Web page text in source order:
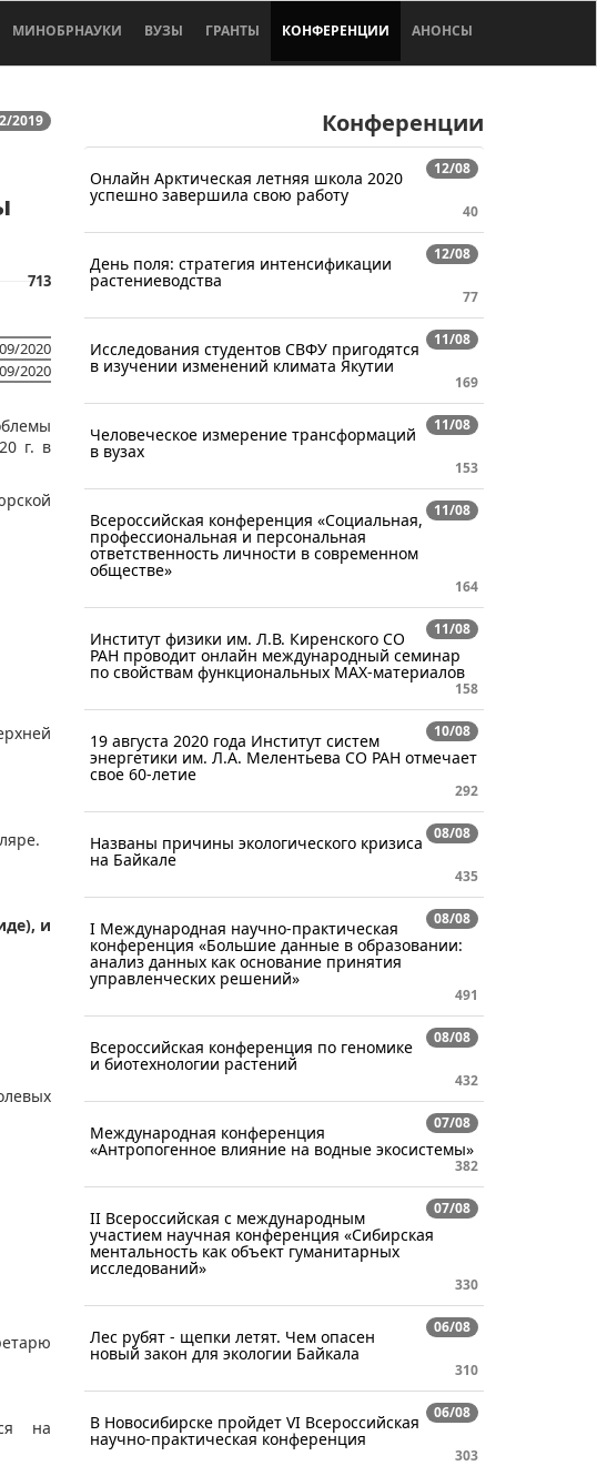
МИНОБРНАУКИ ВУЗЫ ГРАНТЫ КОНФЕРЕНЦИИ АНОНСЫ
2019
713
2020
2020
г. в
и
на
Конференции
12/08
Онлайн Арктическая летняя школа 2020
успешно завершила свою работу
40
12/08
День поля: стратегия интенсификации
растениеводства
77
11/08
Исследования студентов СВФУ пригодятся
в изучении изменений климата Якутии
169
11/08
Человеческое измерение трансформаций
в вузах
153
11/08
Всероссийская конференция «Социальная,
профессиональная и персональная
ответственность личности в современном
обществе»
164
11/08
Институт физики им. Л.В. Киренского СО
РАН проводит онлайн международный семинар
по свойствам функциональных MAX-материалов
158
10/08
19 августа 2020 года Институт систем
энергетики им. Л.А. Мелентьева СО РАН отмечает
свое 60-летие
292
08/08
Названы причины экологического кризиса
на Байкале
435
08/08
I Международная научно-практическая
конференция «Большие данные в образовании:
анализ данных как основание принятия
управленческих решений»
491
08/08
Всероссийская конференция по геномике
и биотехнологии растений
432
07/08
Международная конференция
«Антропогенное влияние на водные экосистемы»
382
07/08
II Всероссийская с международным
участием научная конференция «Сибирская
ментальность как объект гуманитарных
исследований»
330
06/08
Лес рубят - щепки летят. Чем опасен
новый закон для экологии Байкала
310
06/08
В Новосибирске пройдет VI Всероссийская
научно-практическая конференция
303